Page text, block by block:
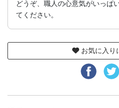
どうぞ、職人の心意気がいっぱ
てください。
お気に入り